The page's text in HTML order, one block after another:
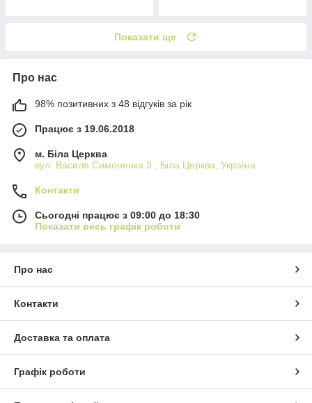
Показати ще
Про нас
98% позитивних з 48 відгуків за рік
Працює з 19.06.2018
м. Біла Церква
вул. Василя Симоненка 3 , Біла Церква, Україна
Контакти
Сьогодні працює з 09:00 до 18:30
Показати весь графік роботи
Про нас
Контакти
Доставка та оплата
Графік роботи